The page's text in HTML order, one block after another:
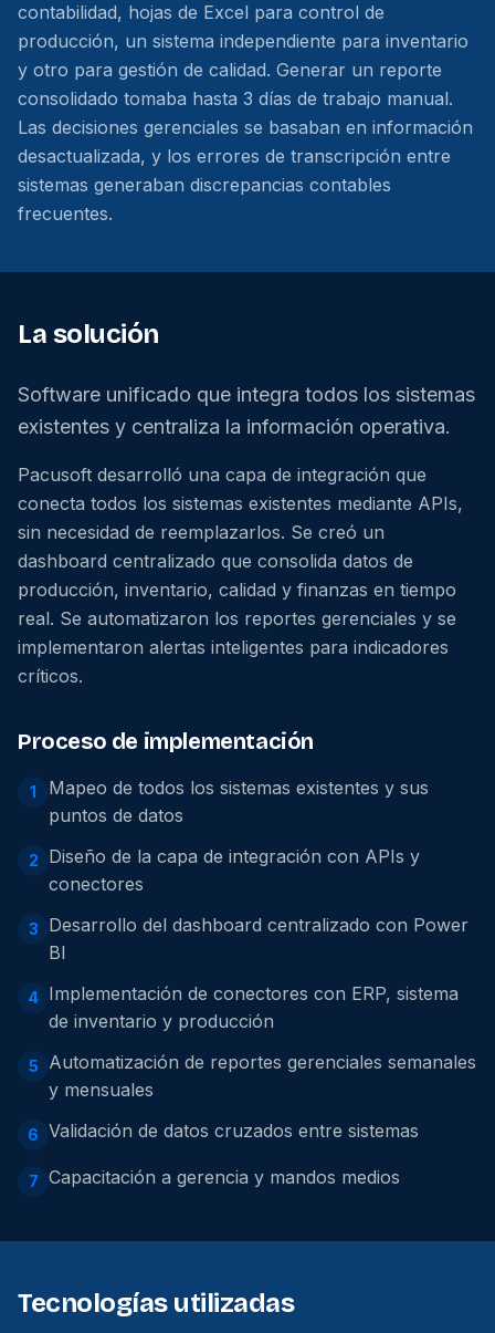
contabilidad, hojas de Excel para control de
producción, un sistema independiente para inventario
y otro para gestión de calidad. Generar un reporte
consolidado tomaba hasta 3 días de trabajo manual.
Las decisiones gerenciales se basaban en información
desactualizada, y los errores de transcripción entre
sistemas generaban discrepancias contables
frecuentes.
La solución
Software unificado que integra todos los sistemas
existentes y centraliza la información operativa.
Pacusoft desarrolló una capa de integración que
conecta todos los sistemas existentes mediante APIs,
sin necesidad de reemplazarlos. Se creó un
dashboard centralizado que consolida datos de
producción, inventario, calidad y finanzas en tiempo
real. Se automatizaron los reportes gerenciales y se
implementaron alertas inteligentes para indicadores
críticos.
Proceso de implementación
1
Mapeo de todos los sistemas existentes y sus
puntos de datos
2
Diseño de la capa de integración con APIs y
conectores
3
Desarrollo del dashboard centralizado con Power
BI
4 Implementación de conectores con ERP, sistema
de inventario y producción
5
Automatización de reportes gerenciales semanales
y mensuales
6 Validación de datos cruzados entre sistemas
7 Capacitación a gerencia y mandos medios
Tecnologías utilizadas